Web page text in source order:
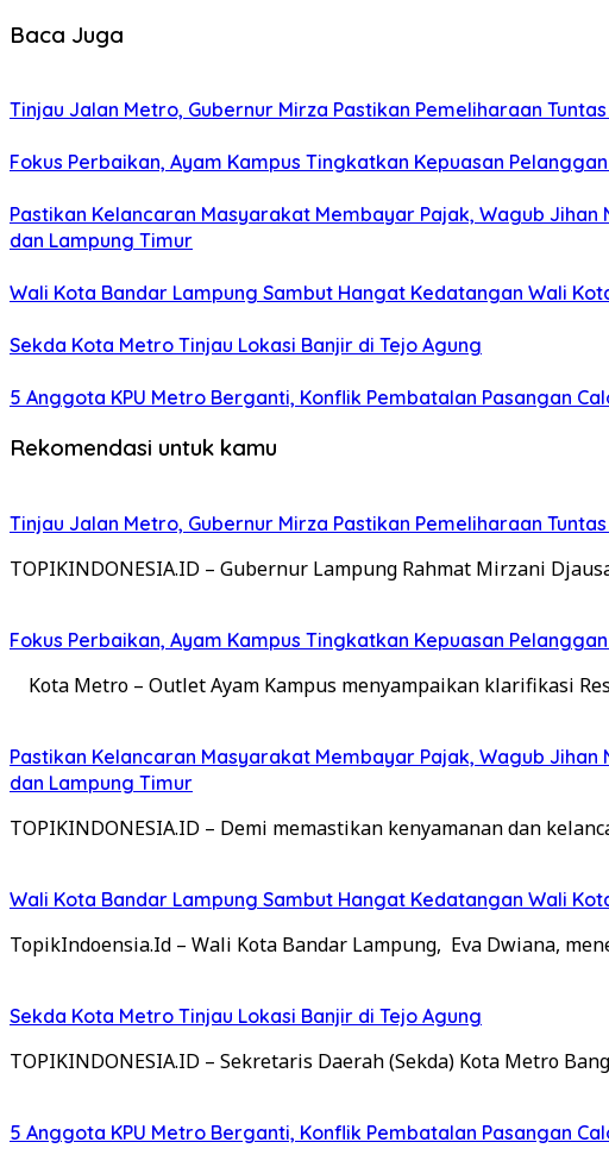
Baca Juga
Tinjau Jalan Metro, Gubernur Mirza Pastikan Pemeliharaan
Fokus Perbaikan, Ayam Kampus Tingkatkan Kepuasan
Pastikan Kelancaran Masyarakat Membayar Pajak, Wagub
dan Lampung Timur
Wali Kota Bandar Lampung Sambut Hangat Kedatangan Wali
Sekda Kota Metro Tinjau Lokasi Banjir di Tejo Agung
5 Anggota KPU Metro Berganti, Konflik Pembatalan Pasangan
Rekomendasi untuk kamu
Tinjau Jalan Metro, Gubernur Mirza Pastikan Pemeliharaan
TOPIKINDONESIA.ID – Gubernur Lampung Rahmat Mirzani
Fokus Perbaikan, Ayam Kampus Tingkatkan Kepuasan
Kota Metro – Outlet Ayam Kampus menyampaikan klarifikasi
Pastikan Kelancaran Masyarakat Membayar Pajak, Wagub
dan Lampung Timur
TOPIKINDONESIA.ID – Demi memastikan kenyamanan dan
Wali Kota Bandar Lampung Sambut Hangat Kedatangan Wali
TopikIndoensia.Id – Wali Kota Bandar Lampung, Eva Dwiana,
Sekda Kota Metro Tinjau Lokasi Banjir di Tejo Agung
TOPIKINDONESIA.ID – Sekretaris Daerah (Sekda) Kota Metro
5 Anggota KPU Metro Berganti, Konflik Pembatalan Pasangan